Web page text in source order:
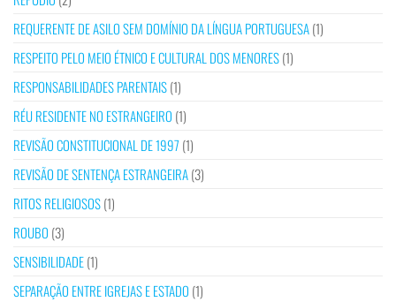
REQUERENTE DE ASILO SEM DOMÍNIO DA LÍNGUA PORTUGUESA(1)
RESPEITO PELO MEIO ÉTNICO E CULTURAL DOS MENORES(1)
RESPONSABILIDADES PARENTAIS(1)
RÉU RESIDENTE NO ESTRANGEIRO (1)
REVISÃO CONSTITUCIONAL DE 1997 (1)
REVISÃO DE SENTENÇA ESTRANGEIRA(3)
RITOS RELIGIOSOS(1)
ROUBO (3)
SENSIBILIDADE(1)
SEPARAÇÃO ENTRE IGREJAS E ESTADO (1)